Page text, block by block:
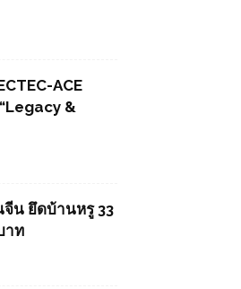
ACE
&
น ยึดบ้านหรู 33
าท